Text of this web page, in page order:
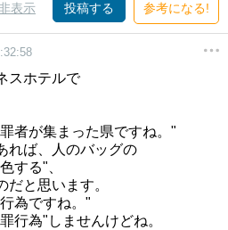
表示 投稿する 参考になる!
スホテルで
者が集まった県ですね。"
れば、人のバッグの
する"、
だと思います。
為ですね。"
行為"しませんけどね。